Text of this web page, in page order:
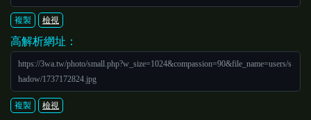
複製 檢視
高解析網址：
https://3wa.tw/photo/small.php?w_size=1024&compassion=90&file_name=users/s
hadow/1737172824.jpg
複製 檢視